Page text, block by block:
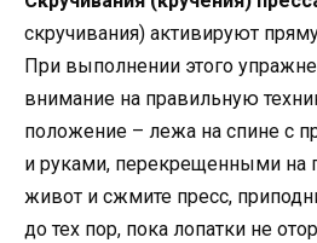
скручивания) активируют
При выполнении этого
внимание на правильную
положение – лежа на спине с
и руками, перекрещенными на
живот и сжмите пресс,
до тех пор, пока лопатки не